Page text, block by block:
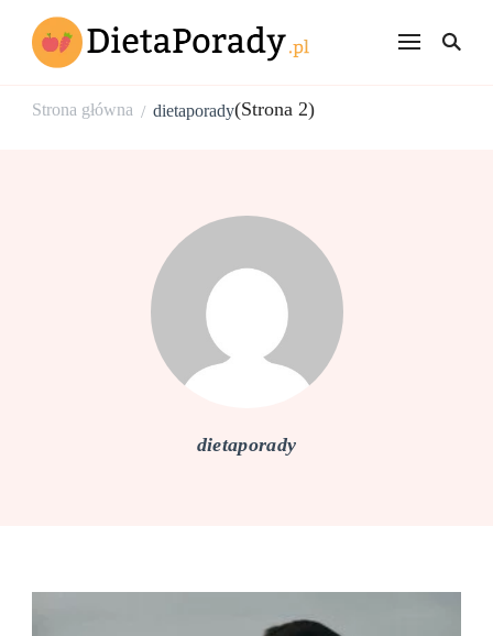
Rzeczowe porady
Strona główna / dietaporady(Strona 2)
dietaporady